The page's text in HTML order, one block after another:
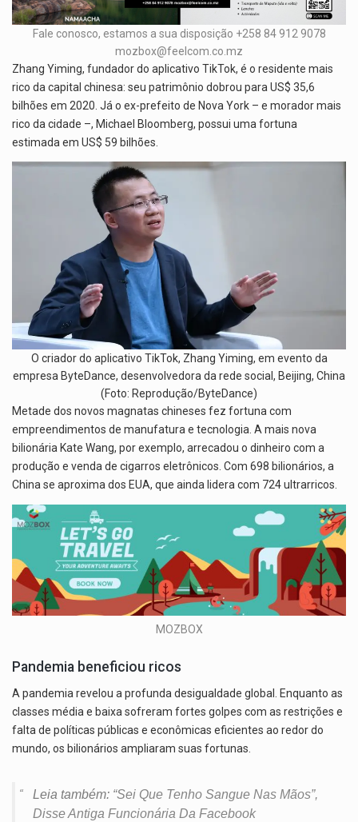
Fale conosco, estamos a sua disposição +258 84 912 9078
mozbox@feelcom.co.mz
Zhang Yiming, fundador do aplicativo TikTok, é o residente mais
rico da capital chinesa: seu patrimônio dobrou para US$ 35,6
bilhões em 2020. Já o ex-prefeito de Nova York – e morador mais
rico da cidade –, Michael Bloomberg, possui uma fortuna
estimada em US$ 59 bilhões.
O criador do aplicativo TikTok, Zhang Yiming, em evento da
empresa ByteDance, desenvolvedora da rede social, Beijing, China
(Foto: Reprodução/ByteDance)
Metade dos novos magnatas chineses fez fortuna com
empreendimentos de manufatura e tecnologia. A mais nova
bilionária Kate Wang, por exemplo, arrecadou o dinheiro com a
produção e venda de cigarros eletrônicos. Com 698 bilionários, a
China se aproxima dos EUA, que ainda lidera com 724 ultrarricos.
MOZBOX
Pandemia beneficiou ricos
A pandemia revelou a profunda desigualdade global. Enquanto as
classes média e baixa sofreram fortes golpes com as restrições e
falta de políticas públicas e econômicas eficientes ao redor do
mundo, os bilionários ampliaram suas fortunas.
Leia também: “Sei Que Tenho Sangue Nas Mãos”,
Disse Antiga Funcionária Da Facebook